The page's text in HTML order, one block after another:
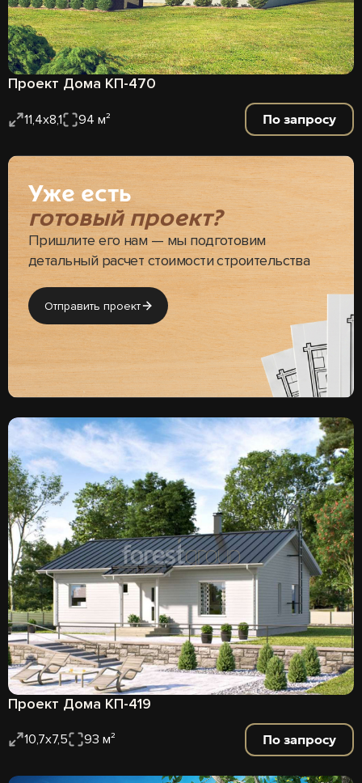
Проект Дома КП-470
11,4х8,1 94 м² По запросу
Уже есть
готовый проект?
Пришлите его нам — мы подготовим
детальный расчет стоимости строительства
Отправить проект
Проект Дома КП-419
10,7х7,5 93 м² По запросу